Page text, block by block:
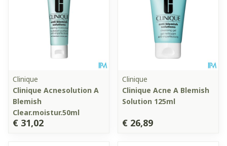
Clinique
Clinique Acnesolution A
Blemish
Clear.moistur.50ml
€ 31,02
Clinique
Clinique Acne A Blemish
Solution 125ml
€ 26,89